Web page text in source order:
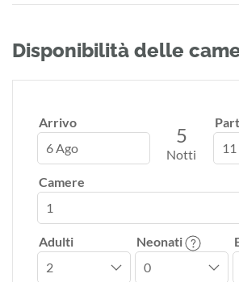
Disponibilità delle
Arrivo
6 Ago
5
Notti
Camere
Adulti Neonati